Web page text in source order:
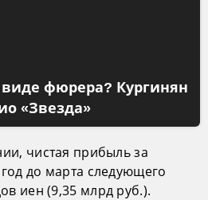
виде фюрера? Кургинян
«Звезда»
чистая прибыль за
до марта следующего
иен (9,35 млрд руб.).